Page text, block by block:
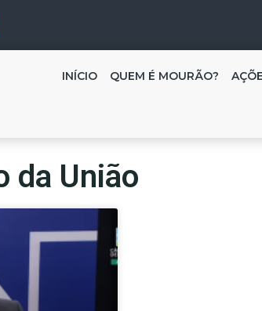
INÍCIO QUEM É MOURÃO?
da União